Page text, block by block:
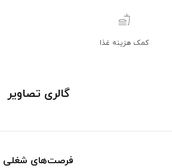
کمک هزینه غذا
گالری تصاویر
فرصت‌های شغلی